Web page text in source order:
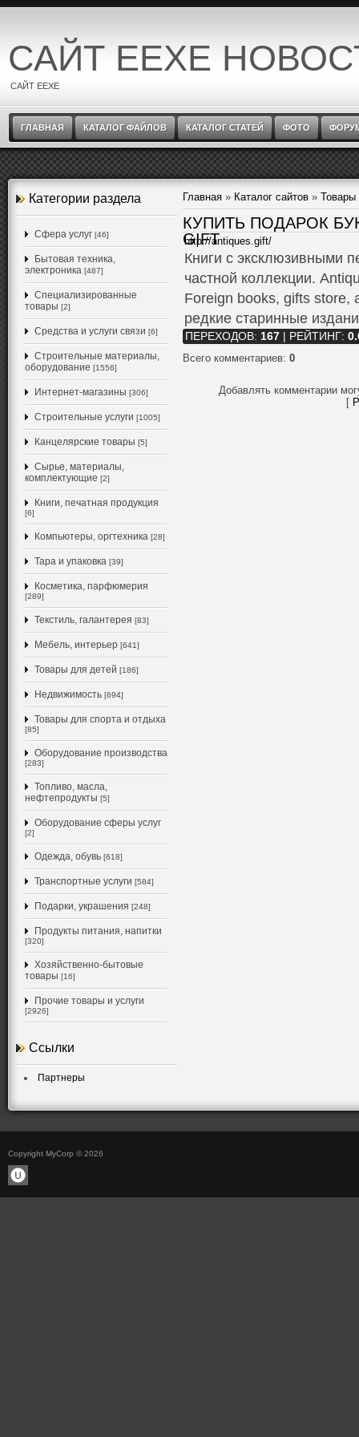
САЙТ EEXE
САЙТ EEXE
ГЛАВНАЯ КАТАЛОГ ФАЙЛОВ КАТАЛОГ СТАТЕЙ ФОТО
Категории раздела
Cфера услуг [46]
Бытовая техника,
электроника [487]
Специализированные
товары [2]
Средства и услуги связи [6]
Строительные материалы,
оборудование [1556]
Интернет-магазины [306]
Строительные услуги [1005]
Канцелярские товары [5]
Сырье, материалы,
комплектующие [2]
Книги, печатная продукция
[6]
Компьютеры, оргтехника [28]
Тара и упаковка [39]
Косметика, парфюмерия
[289]
Текстиль, галантерея [83]
Мебель, интерьер [641]
Товары для детей [186]
Недвижимость [694]
Товары для спорта и отдыха
[85]
Оборудование производства
[283]
Топливо, масла,
нефтепродукты [5]
Оборудование сферы услуг
[2]
Одежда, обувь [618]
Транспортные услуги [584]
Подарки, украшения [248]
Продукты питания, напитки
[320]
Хозяйственно-бытовые
товары [16]
Прочие товары и услуги
[2926]
Ссылки
Партнеры
Главная » Каталог сайтов » Товары
КУПИТЬ ПОДАРОК
GIFT
http://antiques.gift/
Книги с эксклюзивными
частной коллекции.
Foreign books, gifts store,
редкие старинные
ПЕРЕХОДОВ: 167 РЕЙТИНГ:
Всего комментариев: 0
Добавлять комментарии
[
Copyright MyCorp © 2026